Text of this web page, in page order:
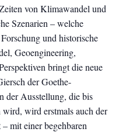
von Klimawandel und
Szenarien – welche
und historische
Geoengineering,
bringt die neue
der Goethe-
der Ausstellung, die bis
wird erstmals auch der
mit einer begehbaren